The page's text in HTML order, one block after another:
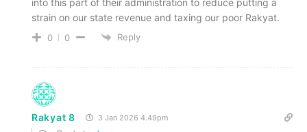
strain on our state revenue and taxing our poor Rakyat.
0 0 Reply
Rakyat 8 3 Jan 2026 4.49pm